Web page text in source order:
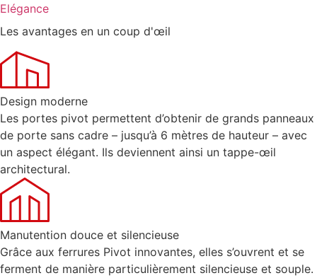
Elégance
Les avantages en un coup d'œil
Design moderne
Les portes pivot permettent d’obtenir de grands panneaux
de porte sans cadre – jusqu’à 6 mètres de hauteur – avec
un aspect élégant. Ils deviennent ainsi un tappe-œil
architectural.
Manutention douce et silencieuse
Grâce aux ferrures Pivot innovantes, elles s’ouvrent et se
ferment de manière particulièrement silencieuse et souple.